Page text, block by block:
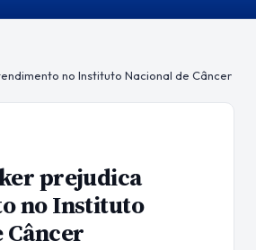
no Instituto Nacional de Câncer
prejudica
no Instituto
Câncer